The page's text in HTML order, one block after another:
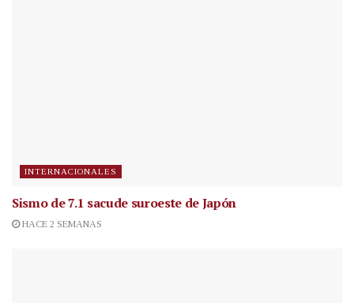
INTERNACIONALES
Sismo de 7.1 sacude suroeste de Japón
HACE 2 SEMANAS